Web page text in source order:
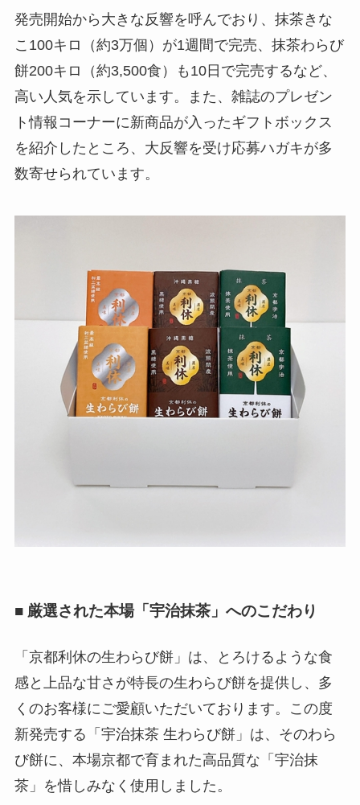
発売開始から大きな反響を呼んでおり、抹茶きな
こ100キロ（約3万個）が1週間で完売、抹茶わらび
餅200キロ（約3,500食）も10日で完売するなど、
高い人気を示しています。また、雑誌のプレゼン
ト情報コーナーに新商品が入ったギフトボックス
を紹介したところ、大反響を受け応募ハガキが多
数寄せられています。
■ 厳選された本場「宇治抹茶」へのこだわり
「京都利休の生わらび餅」は、とろけるような食
感と上品な甘さが特長の生わらび餅を提供し、多
くのお客様にご愛顧いただいております。この度
新発売する「宇治抹茶 生わらび餅」は、そのわら
び餅に、本場京都で育まれた高品質な「宇治抹
茶」を惜しみなく使用しました。